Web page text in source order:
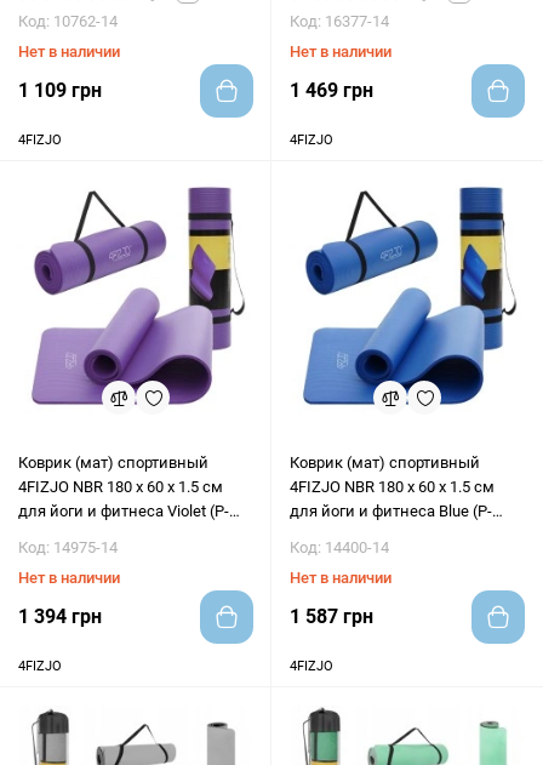
Код: 10762-14
Нет в наличии
1 109 грн
4FIZJO
Код: 16377-14
Нет в наличии
1 469 грн
4FIZJO
Коврик (мат) спортивный
4FIZJO NBR 180 x 60 x 1.5 см
для йоги и фитнеса Violet (P-
Код: 14975-14
Нет в наличии
1 394 грн
4FIZJO
Коврик (мат) спортивный
4FIZJO NBR 180 x 60 x 1.5 см
для йоги и фитнеса Blue (P-
Код: 14400-14
Нет в наличии
1 587 грн
4FIZJO